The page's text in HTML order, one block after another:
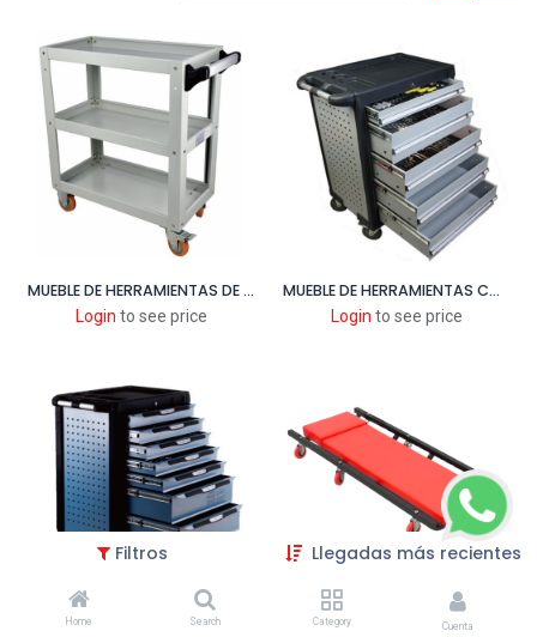
Filtros Llegadas más recientes
Home Search Category Cuenta
MUEBLE DE HERRAMIENTAS DE 3 BANDEJAS
Login to see price
MUEBLE DE HERRAMIENTAS CON 194 PCS DE REPARACION RAPIDA
Login to see price